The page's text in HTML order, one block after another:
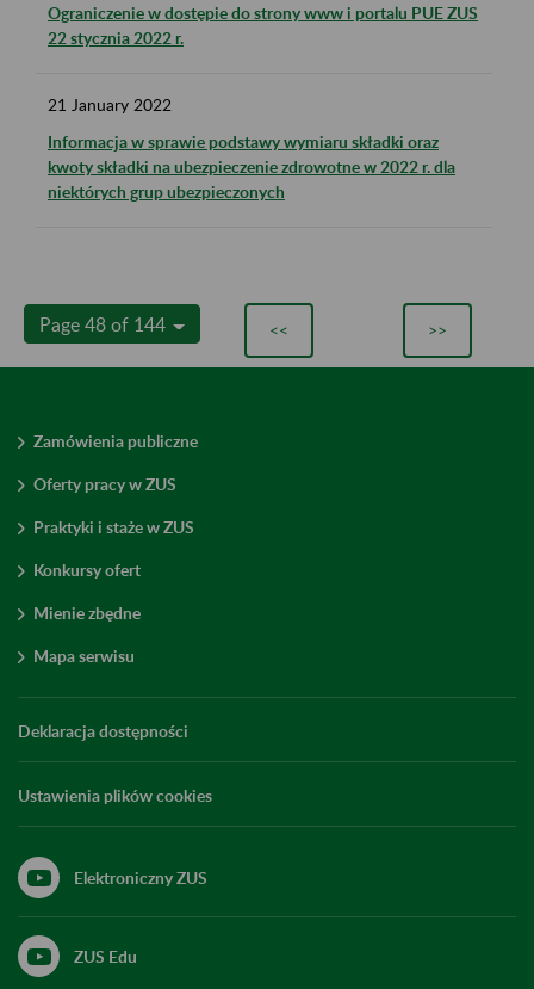
Ograniczenie w dostępie do strony www i portalu PUE ZUS
22 stycznia 2022 r.
21 January 2022
Informacja w sprawie podstawy wymiaru składki oraz
kwoty składki na ubezpieczenie zdrowotne w 2022 r. dla
niektórych grup ubezpieczonych
Page 48 of 144 << >>
Zamówienia publiczne
Oferty pracy w ZUS
Praktyki i staże w ZUS
Konkursy ofert
Mienie zbędne
Mapa serwisu
Deklaracja dostępności
Ustawienia plików cookies
Elektroniczny ZUS
ZUS Edu